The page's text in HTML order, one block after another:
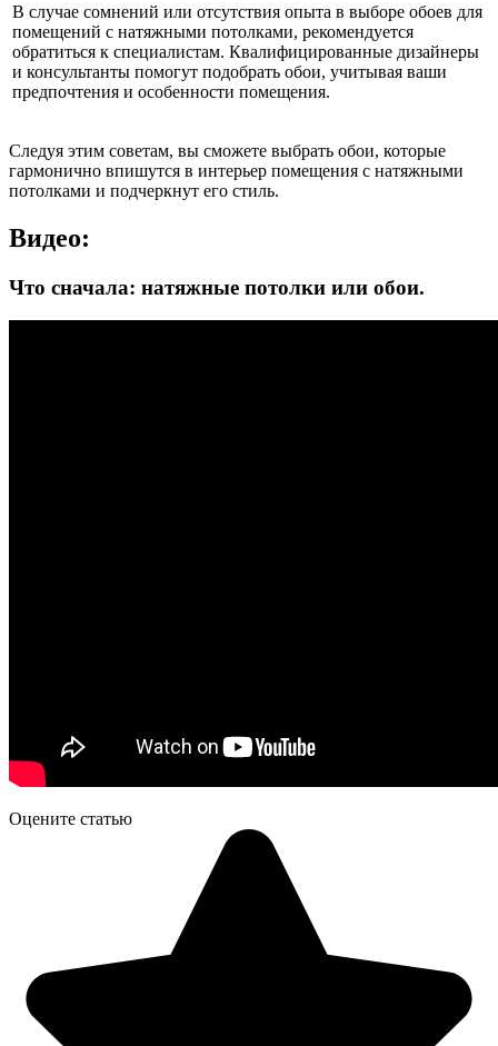
В случае сомнений или отсутствия опыта в выборе обоев для
помещений с натяжными потолками, рекомендуется
обратиться к специалистам. Квалифицированные дизайнеры
и консультанты помогут подобрать обои, учитывая ваши
предпочтения и особенности помещения.
Следуя этим советам, вы сможете выбрать обои, которые
гармонично впишутся в интерьер помещения с натяжными
потолками и подчеркнут его стиль.
Видео:
Что сначала: натяжные потолки или обои.
Оцените статью